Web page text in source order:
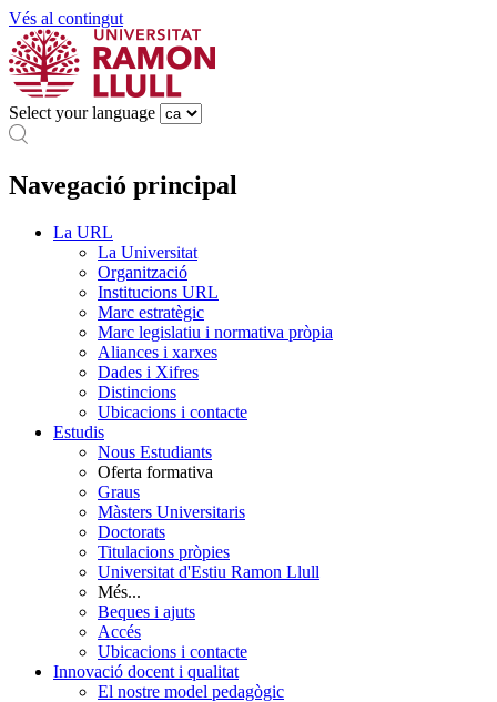
Vés al contingut
Select your language
Navegació principal
La URL
La Universitat
Organització
Institucions URL
Marc estratègic
Marc legislatiu i normativa pròpia
Aliances i xarxes
Dades i Xifres
Distincions
Ubicacions i contacte
Estudis
Nous Estudiants
Oferta formativa
Graus
Màsters Universitaris
Doctorats
Titulacions pròpies
Universitat d'Estiu Ramon Llull
Més...
Beques i ajuts
Accés
Ubicacions i contacte
Innovació docent i qualitat
El nostre model pedagògic